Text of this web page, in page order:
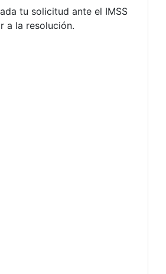
tu solicitud ante el IMSS
a la resolución.